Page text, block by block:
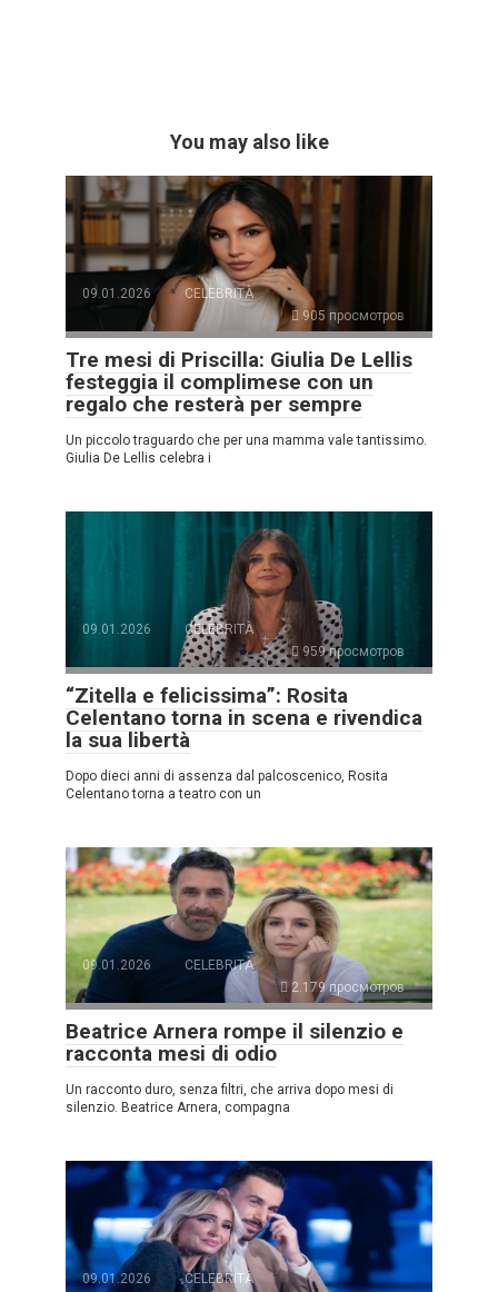
You may also like
09.01.2026
CELEBRITÀ
905 просмотров
Tre mesi di Priscilla: Giulia De Lellis
festeggia il complimese con un
regalo che resterà per sempre
Un piccolo traguardo che per una mamma vale tantissimo.
Giulia De Lellis celebra i
09.01.2026
CELEBRITÀ
959 просмотров
“Zitella e felicissima”: Rosita
Celentano torna in scena e rivendica
la sua libertà
Dopo dieci anni di assenza dal palcoscenico, Rosita
Celentano torna a teatro con un
09.01.2026
CELEBRITÀ
2.179 просмотров
Beatrice Arnera rompe il silenzio e
racconta mesi di odio
Un racconto duro, senza filtri, che arriva dopo mesi di
silenzio. Beatrice Arnera, compagna
09.01.2026
CELEBRITÀ